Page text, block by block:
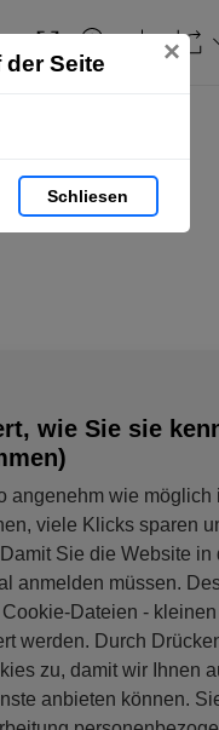
Seite ×
Schliesen
wie Sie sie
angenehm wie möglich
viele Klicks sparen
Sie die Website in
anmelden müssen.
Dateien -
werden. Durch
zu, damit wir Ihnen
anbieten können.